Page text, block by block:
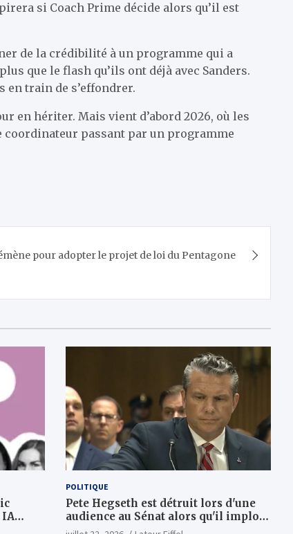
si Coach Prime décide alors qu’il est
de la crédibilité à un programme qui a
que le flash qu’ils ont déjà avec Sanders.
en train de s’effondrer.
en hériter. Mais vient d’abord 2026, où les
coordinateur passant par un programme
pour adopter le projet de loi du Pentagone
de
POLITIQUE
Pete Hegseth est détruit lors d'une
audience au Sénat alors qu'il implore
plus d'argent de guerre